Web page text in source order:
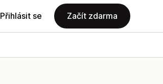
Přihlásit se Začít zdarma